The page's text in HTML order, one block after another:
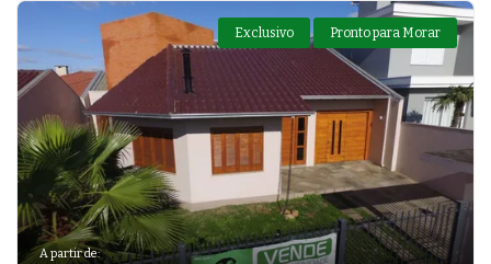
Exclusivo Pronto para Morar
A partir de: